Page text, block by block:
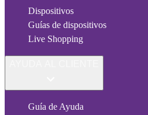
Dispositivos
Guías de dispositivos
Live Shopping
Guía de Ayuda